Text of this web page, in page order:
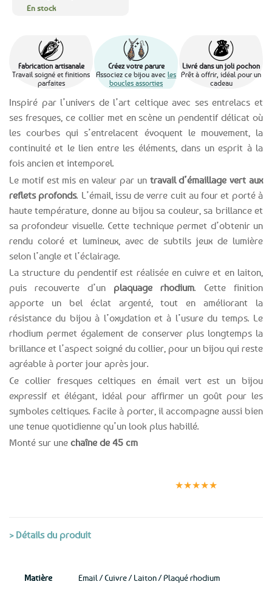
Inspiré par l’univers de l’art celtique avec ses entrelacs et
ses fresques, ce collier met en scène un pendentif délicat où
les courbes qui s’entrelacent évoquent le mouvement, la
continuité et le lien entre les éléments, dans un esprit à la
fois ancien et intemporel.
Le motif est mis en valeur par un travail d’émaillage vert aux
reflets profonds. L’émail, issu de verre cuit au four et porté à
haute température, donne au bijou sa couleur, sa brillance et
sa profondeur visuelle. Cette technique permet d’obtenir un
rendu coloré et lumineux, avec de subtils jeux de lumière
selon l’angle et l’éclairage.
La structure du pendentif est réalisée en cuivre et en laiton,
puis recouverte d’un plaquage rhodium. Cette finition
apporte un bel éclat argenté, tout en améliorant la
résistance du bijou à l’oxydation et à l’usure du temps. Le
rhodium permet également de conserver plus longtemps la
brillance et l’aspect soigné du collier, pour un bijou qui reste
agréable à porter jour après jour.
Ce collier fresques celtiques en émail vert est un bijou
expressif et élégant, idéal pour affirmer un goût pour les
symboles celtiques. Facile à porter, il accompagne aussi bien
une tenue quotidienne qu’un look plus habillé.
Monté sur une chaîne de 45 cm
Fabrication artisanale
Travail soigné et finitions
parfaites
Créez votre parure
Associez ce bijou avec les
boucles assorties
Livré dans un joli pochon
Prêt à offrir, idéal pour un
cadeau
En stock
★★★★★
> Détails du produit
Matière Email / Cuivre / Laiton / Plaqué rhodium